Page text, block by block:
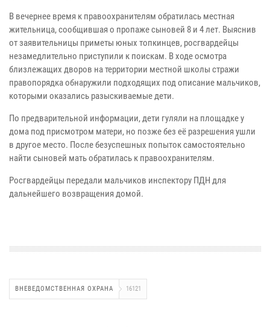
В вечернее время к правоохранителям обратилась местная
жительница, сообщившая о пропаже сыновей 8 и 4 лет. Выяснив
от заявительницы приметы юных топкинцев, росгвардейцы
незамедлительно приступили к поискам. В ходе осмотра
близлежащих дворов на территории местной школы стражи
правопорядка обнаружили подходящих под описание мальчиков,
которыми оказались разыскиваемые дети.
По предварительной информации, дети гуляли на площадке у
дома под присмотром матери, но позже без её разрешения ушли
в другое место. После безуспешных попыток самостоятельно
найти сыновей мать обратилась к правоохранителям.
Росгвардейцы передали мальчиков инспектору ПДН для
дальнейшего возвращения домой.
ВНЕВЕДОМСТВЕННАЯ ОХРАНА 16121